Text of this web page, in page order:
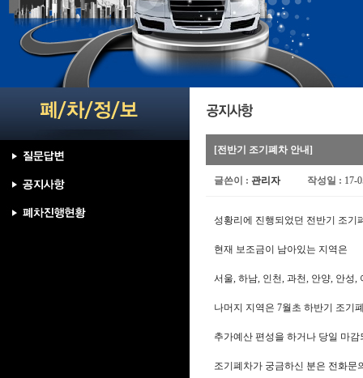
[전반기 조기폐차 안내]
글쓴이 : 관리자 작성일 : 17-
성황리에 진행되었던 전반기 조기
현재 보조금이 남아있는 지역은
서울, 하남, 인천, 과천, 안양, 안성,
나머지 지역은 7월초 하반기 조기
추가예산 편성을 하거나 당일 마
조기폐차가 궁금하신 분은 전화문